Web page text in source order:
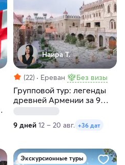
Наира Т.
(22) Ереван Без визы
Групповой тур: легенды
древней Армении за 9
дней с заездами по
средам и четвергам
9 дней 12 – 20 авг. +36 дат
Экскурсионные туры